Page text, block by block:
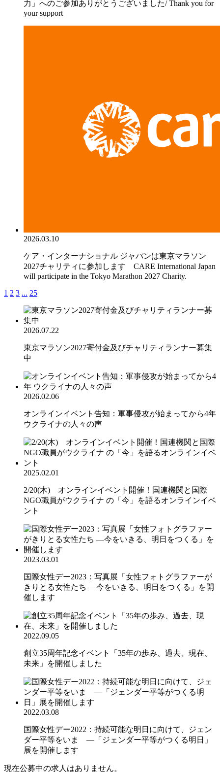
力」へのご参加ありがとうございました/ Thank you for
your support
2026.03.10
ケア・インターナショナル ジャパンは東京マラソン
2027チャリティに参加します CARE International Japan
will participate in the Tokyo Marathon 2027 Charity.
1 2 3 ... 25
2026.07.22
東京マラソン2027寄付金及びチャリティランナー募集
中
2026.02.06
オンラインイベント告知：軍事侵攻が始まってから4年
ウクライナの人々の声
2025.02.01
2/20(木) オンラインイベント開催！国連機関と国際
NGO職員がウクライナ の「今」を語るオンラインイベ
ント
2023.03.01
国際女性デー2023：写真展「女性フォトグラファーが
きりとる女性たち ―今をいきる、明日をつくる」を開
催します
2022.09.05
創立35周年記念イベント「35年の歩み、過去、現在、
未来」を開催しました
2022.03.08
国際女性デー2022：持続可能な明日に向けて、ジェン
ダー平等をいま ―「ジェンダー平等がつくる明日」
展を開催します
現在公募中の求人はありません。